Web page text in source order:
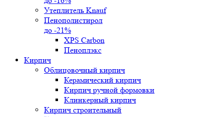
Утеплитель Knauf
Пенополистирол
до -21%
XPS Carbon
Пеноплэкс
Кирпич
Облицовочный кирпич
Керамический кирпич
Кирпич ручной формовки
Клинкерный кирпич
Кирпич строительный